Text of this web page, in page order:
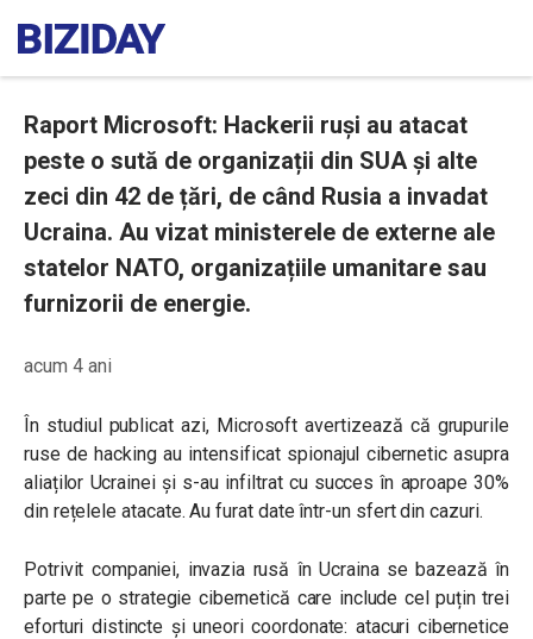
Raport Microsoft: Hackerii ruși au atacat
peste o sută de organizații din SUA și alte
zeci din 42 de țări, de când Rusia a invadat
Ucraina. Au vizat ministerele de externe ale
statelor NATO, organizațiile umanitare sau
furnizorii de energie.
acum 4 ani
În studiul publicat azi, Microsoft avertizează că grupurile
ruse de hacking au intensificat spionajul cibernetic asupra
aliaților Ucrainei și s-au infiltrat cu succes în aproape 30%
din rețelele atacate. Au furat date într-un sfert din cazuri.
Potrivit companiei, invazia rusă în Ucraina se bazează în
parte pe o strategie cibernetică care include cel puțin trei
eforturi distincte și uneori coordonate: atacuri cibernetice